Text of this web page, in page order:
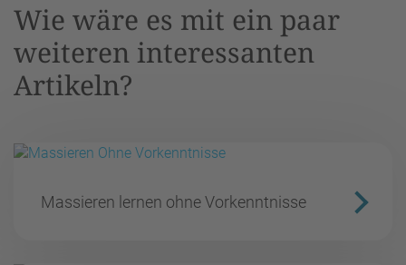
Wie wäre es mit ein paar
weiteren interessanten
Artikeln?
Massieren lernen ohne Vorkenntnisse